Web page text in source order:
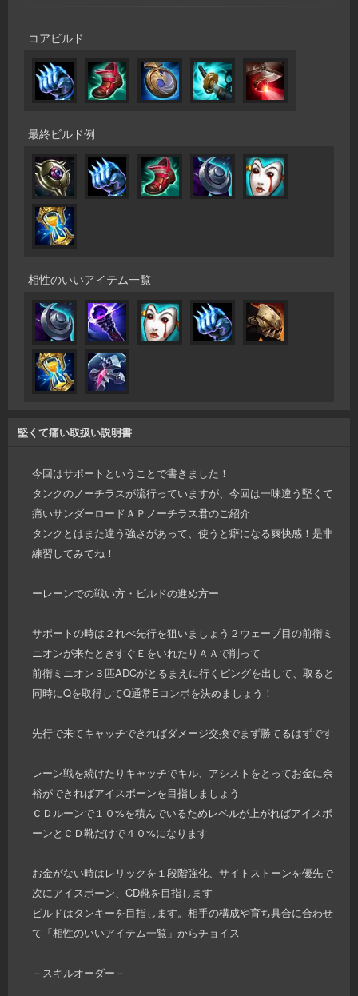
コアビルド
最終ビルド例
相性のいいアイテム一覧
堅くて痛い取扱い説明書
今回はサポートということで書きました！
タンクのノーチラスが流行っていますが、今回は一味違う堅くて
痛いサンダーロードＡＰノーチラス君のご紹介
タンクとはまた違う強さがあって、使うと癖になる爽快感！是非
練習してみてね！
ーレーンでの戦い方・ビルドの進め方ー
サポートの時は２れべ先行を狙いましょう２ウェーブ目の前衛ミ
ニオンが来たときすぐＥをいれたりＡＡで削って
前衛ミニオン３匹ADCがとるまえに行くピングを出して、取ると
同時にQを取得してQ通常Eコンボを決めましょう！
先行で来てキャッチできればダメージ交換でまず勝てるはずです
レーン戦を続けたりキャッチでキル、アシストをとってお金に余
裕ができればアイスボーンを目指しましょう
ＣＤルーンで１０%を積んでいるためレベルが上がればアイスボ
ーンとＣＤ靴だけで４０%になります
お金がない時はレリックを１段階強化、サイトストーンを優先で
次にアイスボーン、CD靴を目指します
ビルドはタンキーを目指します。相手の構成や育ち具合に合わせ
て「相性のいいアイテム一覧」からチョイス
－スキルオーダー－